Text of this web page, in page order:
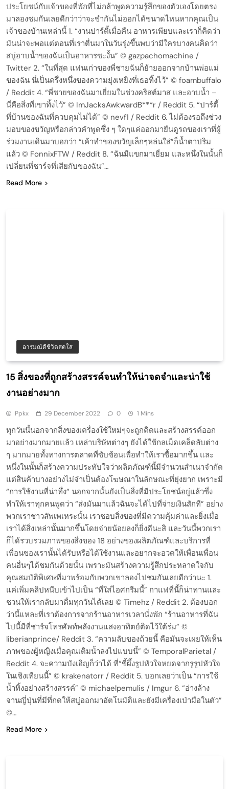
ประโยชน์กับเจ้าของที่พักที่ไม่กล้าพูดความรู้สึกของตัวเองโดยตรง
มาลองชมกันเลยดีกว่าว่าจะขำกันไม่ออกได้ขนาดไหนหากคุณเป็น
เจ้าของบ้านเหล่านี้ 1. “งานปาร์ตี้เมื่อคืน อาหารเพียบและเราก็คิดว่า
มันน่าจะพอแต่ตอนที่เราตื่นมาในวันรุ่งขึ้นพบว่ามีใครบางคนคิดว่า
สบู่อาบน้ำของฉันเป็นอาหารซะงั้น” © gazpachomachine /
Twitter 2. “ในที่สุด แฟนเก่าของพี่ชายฉันก็ย้ายออกจากบ้านพ่อแม่
ของฉัน นี่เป็นครึ่งหนึ่งของความยุ่งเหยิงที่เธอทิ้งไว้” © foambuffalo
/ Reddit 4. “พี่ชายของฉันมาเยี่ยมในช่วงคริสต์มาส และอาบน้ำ –
นี่คือสิ่งที่เขาทิ้งไว้” © ImJacksAwkwardB***r / Reddit 5. “ปาร์ตี้
ที่บ้านของฉันที่ควบคุมไม่ได้” © nevf1 / Reddit 6. ไม่ต้องรอถึงช่วง
มอบของขวัญหรือกล่าวคำพูดซึ่ง ๆ ใดๆแค่ออกมายืนดูรถของเราที่ผู้
ร่วมงานเดินมาบอกว่า “เค้าทำของขวัญเล็กๆหล่นใส่”ก็น้ำตาปริม
แล้ว © FonnixFTW / Reddit 8. “ฉันมีแขกมาเยี่ยม และหนึ่งในนั้นก็
เปลี่ยนที่ชาร์จที่เสียกับของฉัน”…
Read More
อารมณ์ดีชีวิตสดใส
15 สิ่งของที่ถูกสร้างสรรค์จนทำให้น่าจดจำและน่าใช้
งานอย่างมาก
Ppkx 29 December 2022 0 1 Mins
ทุกวันนี้นอกจากสิ่งของเครื่องใช้ใหม่ๆจะถูกคิดและสร้างสรรค์ออก
มาอย่างมากมายแล้ว เหล่าบริษัทต่างๆ ยังได้ใช้กลเม็ดเคล็ดลับต่าง
ๆ มากมายทั้งทางการตลาดที่ซับซ้อนเพื่อทำให้เราซื้อมากขึ้น และ
หนึ่งในนั้นก็สร้างความประทับใจว่าผลิตภัณฑ์นี้มีจำนวนสำเนาจำกัด
แต่สินค้าบางอย่างไม่จำเป็นต้องโฆษณาในลักษณะที่ยุ่งยาก เพราะมี
“การใช้งานที่น่าทึ่ง” นอกจากนั้นยังเป็นสิ่งที่มีประโยชน์อยู่แล้วซึ่ง
ทำให้เราทุกคนพูดว่า “ส่งมันมาแล้วฉันจะได้ไปที่จ่ายเงินสักที” อย่าง
พวกเราชาวสัพเพเหระนั้น เราชอบสิ่งของที่มีความคุ้มค่าและยิ่งเมื่อ
เราได้สิ่งเหล่านั้นมากขึ้นโดยจ่ายน้อยลงก็ยิ่งดีนะสิ และวันนี้พวกเรา
ก็ได้รวบรวมภาพของสิ่งของ 18 อย่างของผลิตภัณฑ์และบริการที่
เพื่อนของเรานั้นได้รับหรือได้ใช้งานและอยากจะอวดให้เพื่อนเพื่อน
คนอื่นๆได้ชมกันด้วยนั้น เพราะมันสร้างความรู้สึกประหลาดใจกับ
คุณสมบัติพิเศษที่มาพร้อมกับพวกเขาลองไปชมกันเลยดีกว่านะ 1.
แค่เพิ่มคลิปหนีบเข้าไปเป็น “ที่ใส่ไอศกรีมนี้” กาแฟที่นี้ก็น่าทานและ
ชวนให้เรากลับมาดื่มทุกวันได้เลย © Timehz / Reddit 2. ต้องบอก
ว่านี้แหละที่เราต้องการจากร้านอาหารเวลานั่งพัก “ร้านอาหารที่ฉัน
ไปนี้มีที่ชาร์จโทรศัพท์พลังงานแสงอาทิตย์ติดไว้ใต้ร่ม” ©
liberianprince/ Reddit 3. “ความลับของถ้วยนี้ คือมันจะเผยให้เห็น
ภาพของผู้หญิงเมื่อคุณเติมน้ำลงไปแบบนี้” © TemporalParietal /
Reddit 4. จะความบังเอิญก็ว่าได้ ที่“ขี้ผึ้งรูปหัวใจหยดจากรูรูปหัวใจ
ในเชิงเทียนนี้” © krakenatorr / Reddit 5. บอกเลยว่าเป็น “การใช้
น้ำทิ้งอย่างสร้างสรรค์” © michaelpemulis / Imgur 6. “อ่างล้าง
จานญี่ปุ่นที่มีที่กดให้สบู่ออกมาอัตโนมัติและยังมีเครื่องเป่ามือในตัว”
©…
Read More